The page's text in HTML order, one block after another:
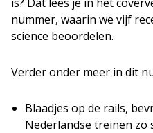
nummer, waarin we vijf
science beoordelen.
Verder onder meer in dit
Blaadjes op de rails,
Nederlandse treinen zo